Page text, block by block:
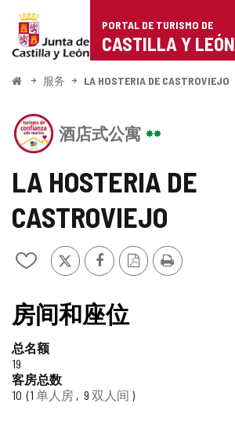
Portal
de
Turismo
de
Castilla
León
PORTAL DE TURISMO DE
CASTILLA Y LEÓN
开
服务 LA HOSTERIA DE CASTROVIEJO
LA HOSTERIA DE
CASTROVIEJO
从
笔
记
中
加/
删
推
特
FacebookPDF
版
打
印
酒店式公寓
值
得
信
赖
机
有
Y
LEÓN
旅
游
信
印
章
房间和座位
总名额
19
客房总数
10
1 单人房 9 双人间